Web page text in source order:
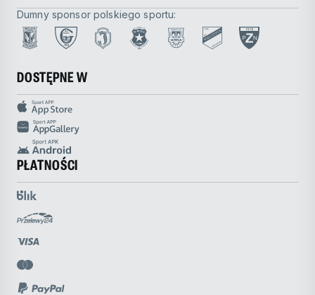
Dumny sponsor polskiego sportu:
DOSTĘPNE W
PŁATNOŚCI